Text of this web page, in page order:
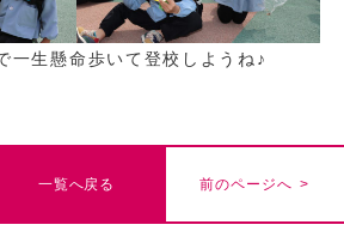
一生懸命歩いて登校しようね♪
一覧へ戻る 前のページへ >